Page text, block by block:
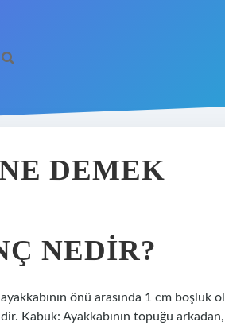
DEMEK
NEDIR?
önü arasında 1 cm boşluk
Kabuk: Ayakkabının topuğu